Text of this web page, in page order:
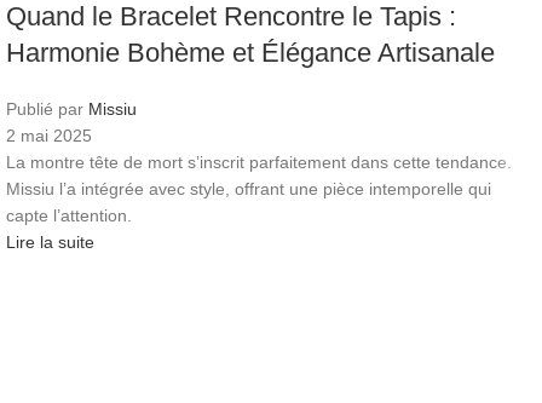
Quand le Bracelet Rencontre le Tapis :
Harmonie Bohème et Élégance Artisanale
Publié par Missiu
2 mai 2025
La montre tête de mort s’inscrit parfaitement dans cette tendance.
Missiu l’a intégrée avec style, offrant une pièce intemporelle qui
capte l’attention.
Lire la suite